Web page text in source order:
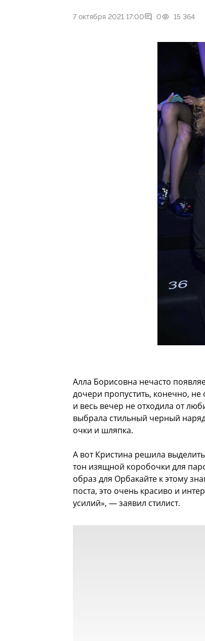
7 октября 2021 17:00 0 15 364
Алла Борисовна нечасто
дочери пропустить, конечно,
и весь вечер не отходила от
выбрала стильный черный
очки и шляпка.
А вот Кристина решила
тон изящной коробочки для
образ для Орбакайте к этому
поста, это очень красиво и
усилий», — заявил стилист.